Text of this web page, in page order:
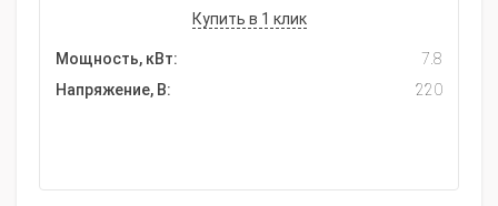
Купить в 1 клик
Мощность, кВт:
7.8
Напряжение, В:
220